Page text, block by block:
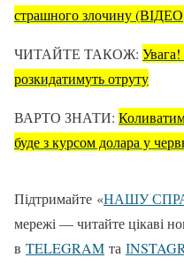
страшного злочину
ЧИТАЙТЕ ТАКОЖ:
розкидатимуть отруту
ВАРТО ЗНАТИ:
буде з курсом долара у
Підтримайте «НАШУ
мережі — читайте цікаві
в TELEGRAM та